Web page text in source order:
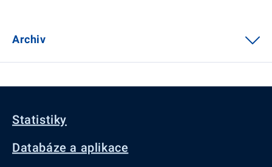
Archiv
Statistiky
Databáze a aplikace